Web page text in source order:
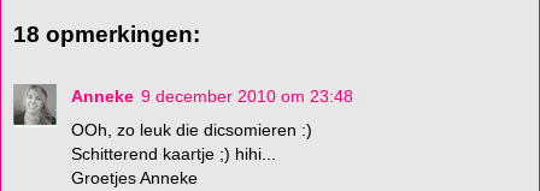
18 opmerkingen:
Anneke 9 december 2010 om 23:48
OOh, zo leuk die dicsomieren :)
Schitterend kaartje ;) hihi...
Groetjes Anneke